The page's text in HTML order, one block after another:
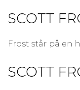
SCOTT
Frost står på en
SCOTT